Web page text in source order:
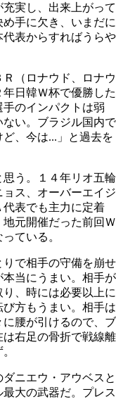
実し、出来上がって
手に欠き、いまだに
表からすればうらや
（ロナウド、ロナウ
日韓Ｗ杯で優勝した
のインパクトは弱
い。ブラジル国内で
、今は...」と過去を
う。１４年リオ五輪
ス、オーバーエイジ
表でも主力に定着
元開催だった前回Ｗ
ている。
で相手の守備を崩せ
当にうまい。相手が
、時には必要以上に
方もうまい。相手は
腰が引けるので、ブ
右足の骨折で戦線離
ニエウ・アウベスと
大の武器だ。プレス